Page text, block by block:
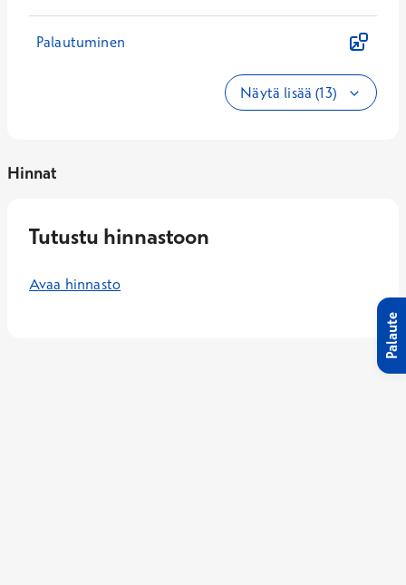
Palautuminen
Näytä lisää (13)
Hinnat
Tutustu hinnastoon
Avaa hinnasto
Palaute